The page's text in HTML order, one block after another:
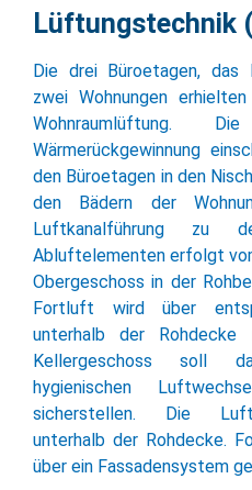
Lüftungstechnik
Die drei Büroetagen, das
zwei Wohnungen
Wohnraumlüftung.
Wärmerückgewinnung
den Büroetagen in den
den Bädern der
Luftkanalführung zu
Abluftelementen erfolgt
Obergeschoss in der
Fortluft wird über
unterhalb der
Kellergeschoss soll
hygienischen
sicherstellen. Die
unterhalb der Rohdecke.
über ein Fassadensystem